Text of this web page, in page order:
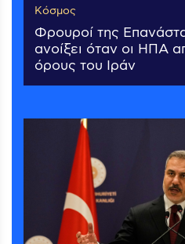
Κόσμος
Φρουροί της
ανοίξει όταν οι ΗΠΑ
όρους του Ιράν